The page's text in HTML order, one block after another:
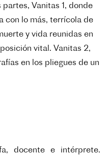
Vanitas 1, donde
con lo más, terrícola de
y vida reunidas en
vital. Vanitas 2,
en los pliegues de un
docente e intérprete.